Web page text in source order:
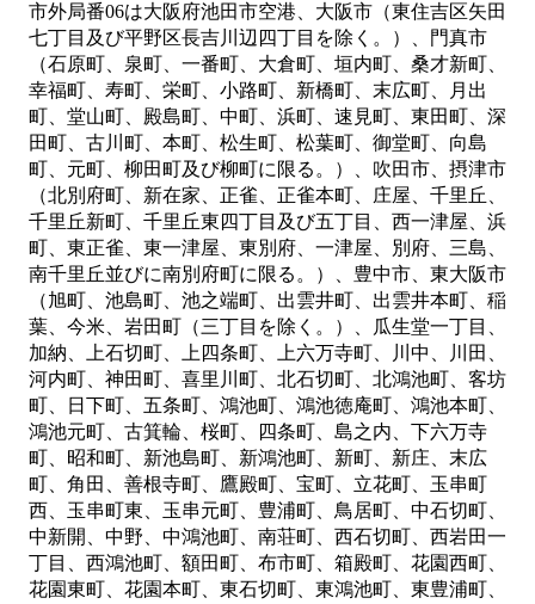
市外局番06は大阪府池田市空港、大阪市（東住吉区矢田
七丁目及び平野区長吉川辺四丁目を除く。）、門真市
（石原町、泉町、一番町、大倉町、垣内町、桑才新町、
幸福町、寿町、栄町、小路町、新橋町、末広町、月出
町、堂山町、殿島町、中町、浜町、速見町、東田町、深
田町、古川町、本町、松生町、松葉町、御堂町、向島
町、元町、柳田町及び柳町に限る。）、吹田市、摂津市
（北別府町、新在家、正雀、正雀本町、庄屋、千里丘、
千里丘新町、千里丘東四丁目及び五丁目、西一津屋、浜
町、東正雀、東一津屋、東別府、一津屋、別府、三島、
南千里丘並びに南別府町に限る。）、豊中市、東大阪市
（旭町、池島町、池之端町、出雲井町、出雲井本町、稲
葉、今米、岩田町（三丁目を除く。）、瓜生堂一丁目、
加納、上石切町、上四条町、上六万寺町、川中、川田、
河内町、神田町、喜里川町、北石切町、北鴻池町、客坊
町、日下町、五条町、鴻池町、鴻池徳庵町、鴻池本町、
鴻池元町、古箕輪、桜町、四条町、島之内、下六万寺
町、昭和町、新池島町、新鴻池町、新町、新庄、末広
町、角田、善根寺町、鷹殿町、宝町、立花町、玉串町
西、玉串町東、玉串元町、豊浦町、鳥居町、中石切町、
中新開、中野、中鴻池町、南荘町、西石切町、西岩田一
丁目、西鴻池町、額田町、布市町、箱殿町、花園西町、
花園東町、花園本町、東石切町、東鴻池町、東豊浦町、